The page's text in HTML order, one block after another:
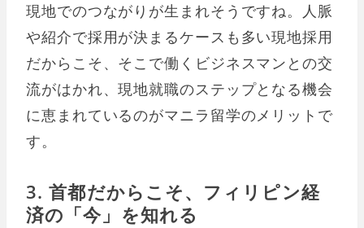
現地でのつながりが生まれそうですね。人脈
や紹介で採用が決まるケースも多い現地採用
だからこそ、そこで働くビジネスマンとの交
流がはかれ、現地就職のステップとなる機会
に恵まれているのがマニラ留学のメリットで
す。
3. 首都だからこそ、フィリピン経
済の「今」を知れる